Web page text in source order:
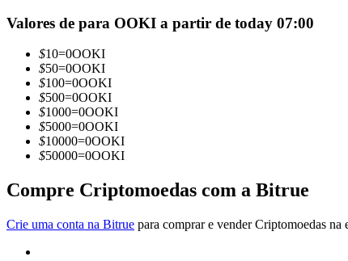
Junte-se aos principais traders
Torne-se um Trader de Cópias
Valores de para OOKI a partir de today 07:00
$10=0OOKI
$50=0OOKI
$100=0OOKI
$500=0OOKI
$1000=0OOKI
$5000=0OOKI
$10000=0OOKI
$50000=0OOKI
Compre Criptomoedas com a Bitrue
Crie uma conta na Bitrue para comprar e vender Criptomoedas na